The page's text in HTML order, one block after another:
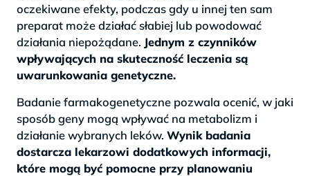
oczekiwane efekty, podczas gdy u innej ten sam
preparat może działać słabiej lub powodować
działania niepożądane. Jednym z czynników
wpływających na skuteczność leczenia są
uwarunkowania genetyczne.
Badanie farmakogenetyczne pozwala ocenić, w jaki
sposób geny mogą wpływać na metabolizm i
działanie wybranych leków. Wynik badania
dostarcza lekarzowi dodatkowych informacji,
które mogą być pomocne przy planowaniu